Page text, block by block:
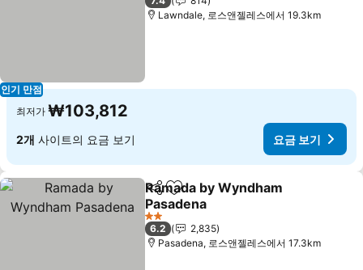
인기 만점
Lawndale, 로스앤젤레스에서 19.3km
최저가 ₩103,812
2개 사이트의 요금 보기 요금 보기
공유 즐겨찾기에 추가
Ramada by Wyndham
Pasadena
요금 보기
2 성급
6.2
2,835
Pasadena, 로스앤젤레스에서 17.3km